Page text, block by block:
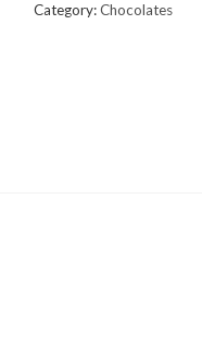
Category:Chocolates